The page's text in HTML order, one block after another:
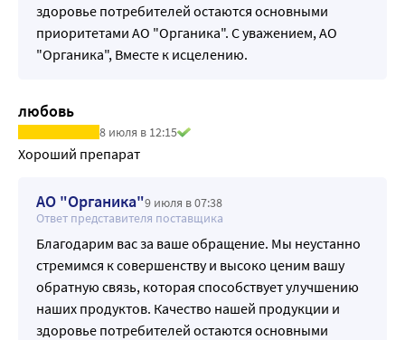
здоровье потребителей остаются основными
приоритетами АО "Органика". С уважением, АО
"Органика", Вместе к исцелению.
любовь
8 июля в 12:15
Хороший препарат
АО "Органика"9 июля в 07:38
Ответ представителя поставщика
Благодарим вас за ваше обращение. Мы неустанно
стремимся к совершенству и высоко ценим вашу
обратную связь, которая способствует улучшению
наших продуктов. Качество нашей продукции и
здоровье потребителей остаются основными